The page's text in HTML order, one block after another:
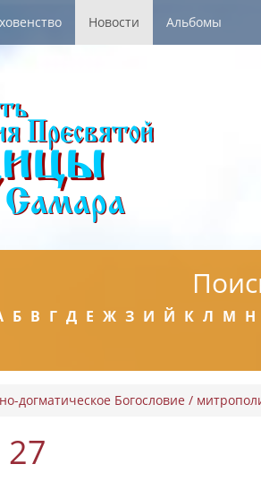
Новости Альбомы
Б В Г Д Е Ж З И Й К Л М Н
догматическое Богословие /